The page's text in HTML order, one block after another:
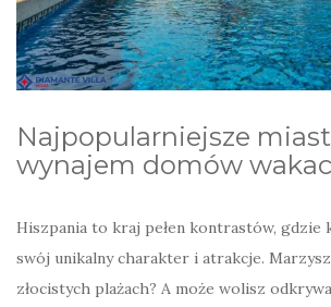
Najpopularniejsze
wynajem domów
Hiszpania to kraj pełen kontrastów, gdzie
swój unikalny charakter i atrakcje.
złocistych plażach? A może wolisz